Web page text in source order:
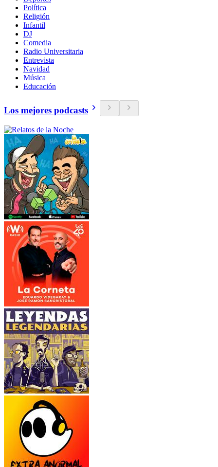
Política
Religión
Infantil
DJ
Comedia
Radio Universitaria
Entrevista
Navidad
Música
Educación
Los mejores podcasts